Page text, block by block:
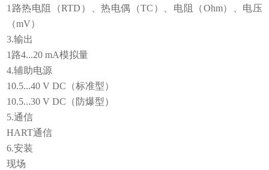
1路热电阻（RTD）、热电偶（TC）、电阻（Ohm）、电压
（mV）
3.输出
1路4...20 mA模拟量
4.辅助电源
10.5...40 V DC（标准型）
10.5...30 V DC（防爆型）
5.通信
HART通信
6.安装
现场